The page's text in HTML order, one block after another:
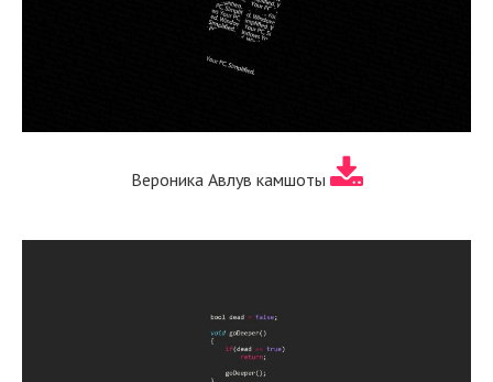
Вероника Авлув камшоты